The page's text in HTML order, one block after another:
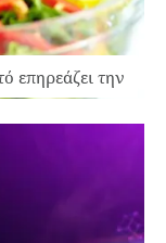
επηρεάζει την